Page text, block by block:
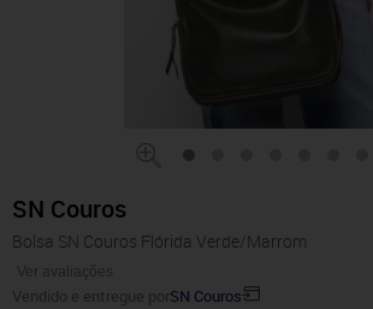
SN Couros
Bolsa SN Couros Flórida Verde/Marrom
Ver avaliações
Vendido e entregue porSN Couros